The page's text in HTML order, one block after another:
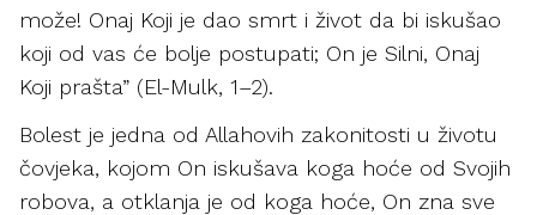
može! Onaj Koji je dao smrt i život da bi iskušao
koji od vas će bolje postupati; On je Silni, Onaj
Koji prašta” (El-Mulk, 1–2).
Bolest je jedna od Allahovih zakonitosti u životu
čovjeka, kojom On iskušava koga hoće od Svojih
robova, a otklanja je od koga hoće, On zna sve